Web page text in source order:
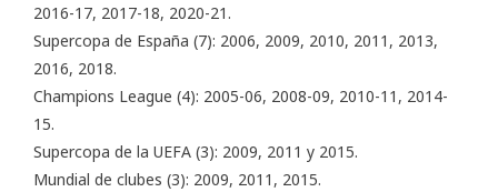
2016-17, 2017-18, 2020-21.
Supercopa de España (7): 2006, 2009, 2010, 2011, 2013,
2016, 2018.
Champions League (4): 2005-06, 2008-09, 2010-11, 2014-
15.
Supercopa de la UEFA (3): 2009, 2011 y 2015.
Mundial de clubes (3): 2009, 2011, 2015.